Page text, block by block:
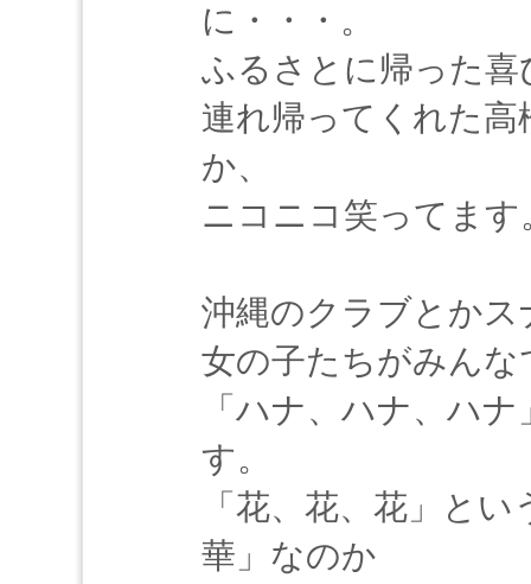
に・・・。
ふるさとに帰った
連れ帰ってくれた
か、
ニコニコ笑ってます
沖縄のクラブとか
女の子たちがみんな
「ハナ、ハナ、ハ
す。
「花、花、花」と
華」なのか